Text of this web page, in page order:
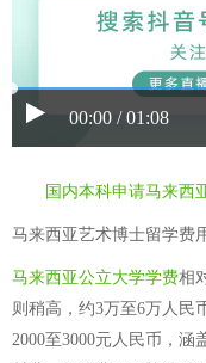
00:00 / 01:08
国内本科申请马来西
马来西亚艺术博士留学费
马来西亚公立大学学费相
则稍高，约3万至6万人民
2000至3000元人民币，